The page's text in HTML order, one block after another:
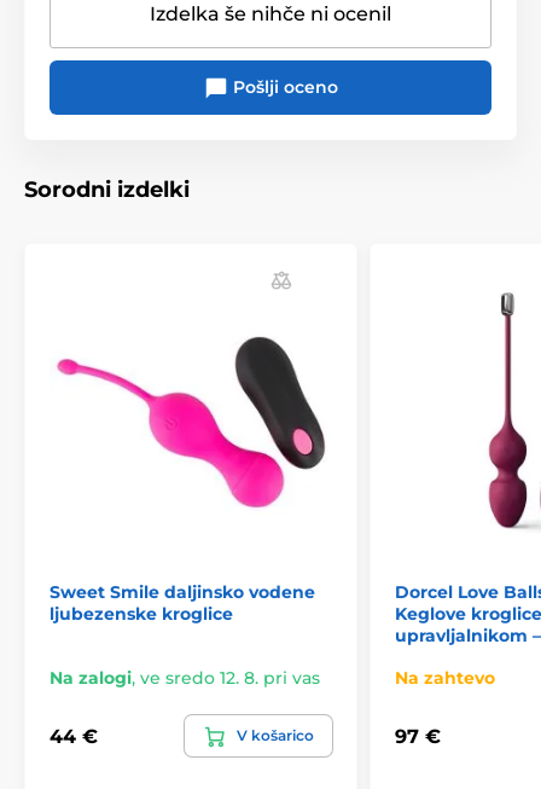
Izdelka še nihče ni ocenil
Pošlji oceno
Sorodni izdelki
Sweet Smile daljinsko vodene
ljubezenske kroglice
Na zalogi, ve sredo 12. 8. pri vas
44 € V košarico
Dorcel Love
Keglove
upravljalnikom
Na zahtevo
97 €